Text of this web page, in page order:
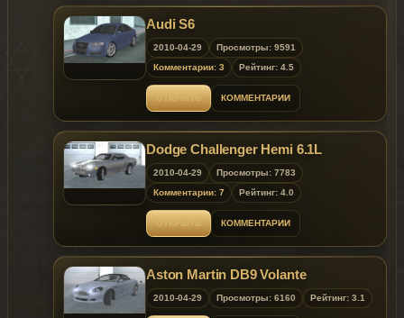
Audi S6
2010-04-29
Просмотры: 9591
Комментарии: 3
Рейтинг: 4.5
КОММЕНТАРИИ
Dodge Challenger Hemi 6.1L
2010-04-29
Просмотры: 7783
Комментарии: 7
Рейтинг: 4.0
КОММЕНТАРИИ
Aston Martin DB9 Volante
2010-04-29 Просмотры: 6160 Рейтинг: 3.1